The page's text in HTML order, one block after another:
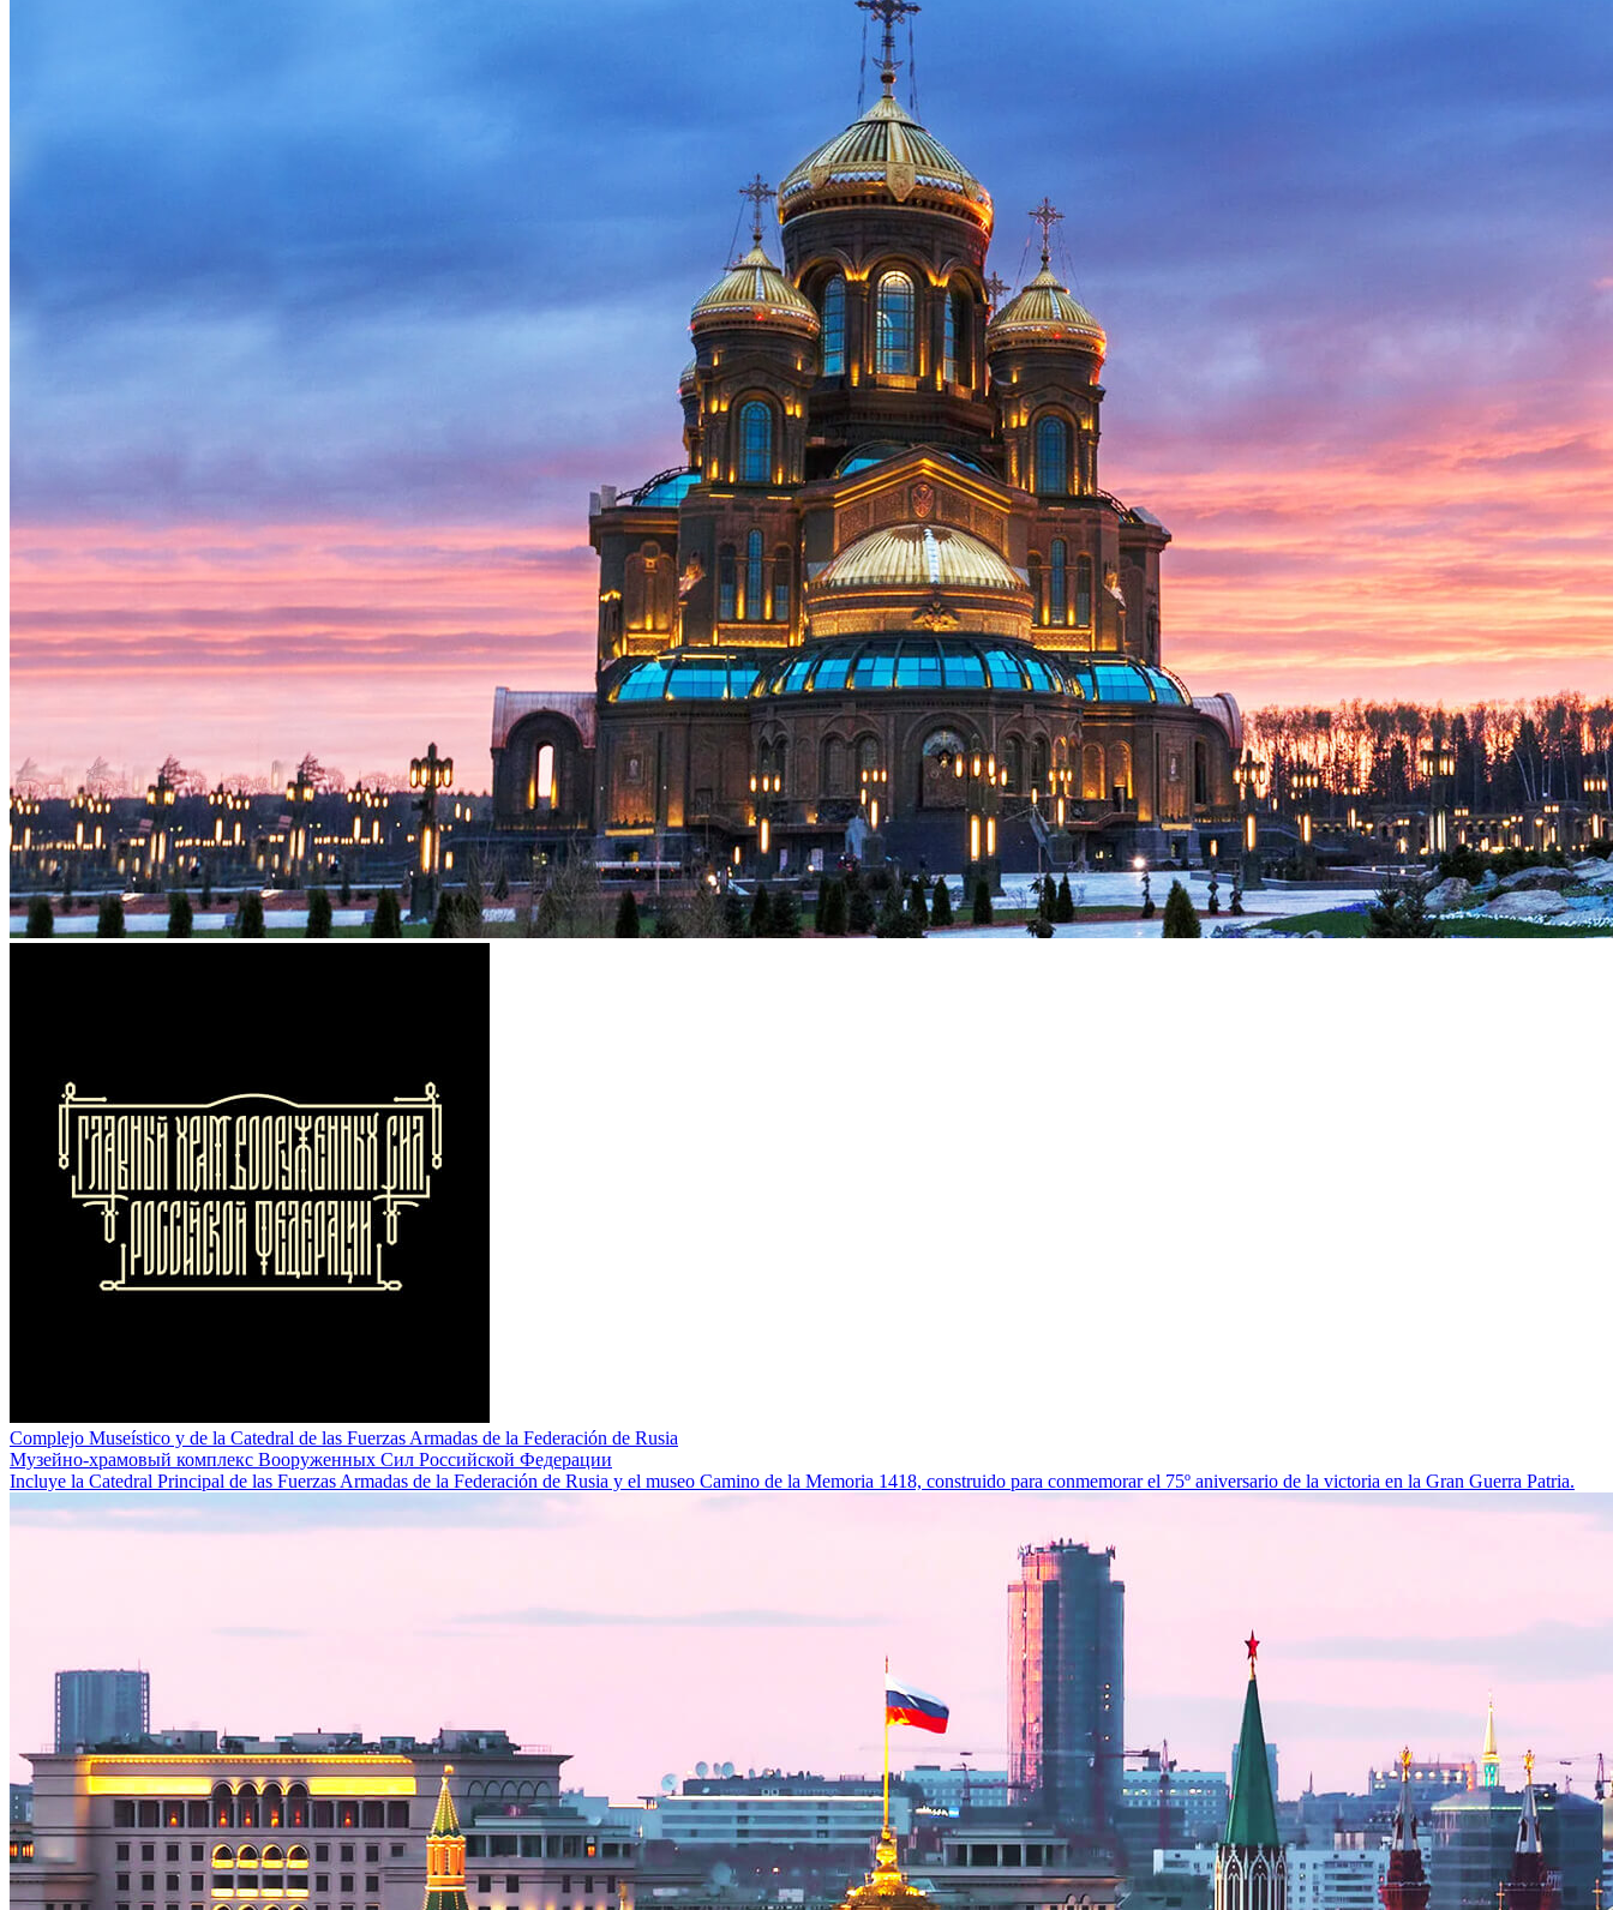
Complejo Museístico y de la Catedral de las Fuerzas Armadas de la Federación de Rusia
Музейно-храмовый комплекс Вооруженных Сил Российской Федерации
Incluye la Catedral Principal de las Fuerzas Armadas de la Federación de Rusia y el museo Camino de la Memoria 1418, construido para conmemorar el 75º aniversario de la victoria en la Gran Guerra Patria.